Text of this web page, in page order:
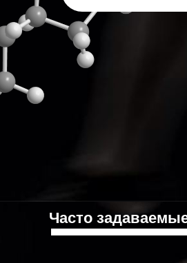
Часто